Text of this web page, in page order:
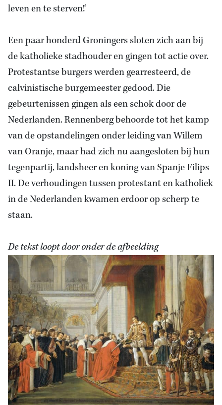
leven en te sterven!’
Een paar honderd Groningers sloten zich aan bij
de katholieke stadhouder en gingen tot actie over.
Protestantse burgers werden gearresteerd, de
calvinistische burgemeester gedood. Die
gebeurtenissen gingen als een schok door de
Nederlanden. Rennenberg behoorde tot het kamp
van de opstandelingen onder leiding van Willem
van Oranje, maar had zich nu aangesloten bij hun
tegenpartij, landsheer en koning van Spanje Filips
II. De verhoudingen tussen protestant en katholiek
in de Nederlanden kwamen erdoor op scherp te
staan.
De tekst loopt door onder de afbeelding